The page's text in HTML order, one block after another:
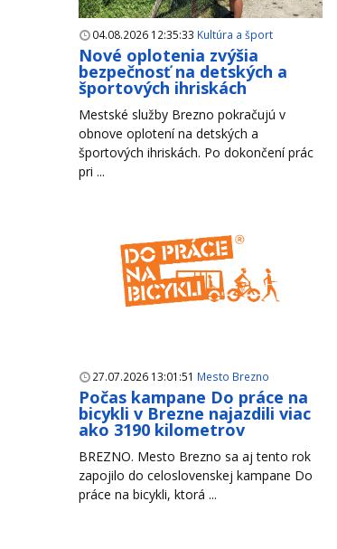
04.08.2026 12:35:33 Kultúra a šport
Nové oplotenia zvýšia
bezpečnosť na detských a
športových ihriskách
Mestské služby Brezno pokračujú v
obnove oplotení na detských a
športových ihriskách. Po dokončení prác
pri ...
27.07.2026 13:01:51 Mesto Brezno
Počas kampane Do práce na
bicykli v Brezne najazdili viac
ako 3190 kilometrov
BREZNO. Mesto Brezno sa aj tento rok
zapojilo do celoslovenskej kampane Do
práce na bicykli, ktorá ...